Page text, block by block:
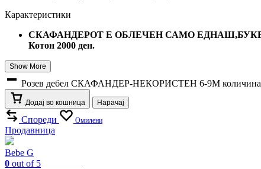
Карактеристики
СКАФАНДЕРОТ Е ОБЛЕЧЕН САМО
Котон 2000 ден.
Show More
Розев дебел СКАФАНДЕР-НЕКОРИСТЕН 6-9M количина
Додај во кошница Нарачај
Спореди Омилени
Продавница
Bebe G
0 out of 5